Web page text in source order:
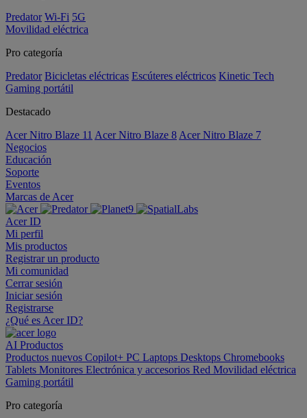
Predator Wi-Fi 5G
Movilidad eléctrica
Pro categoría
Predator Bicicletas eléctricas Escúteres eléctricos Kinetic Tech
Gaming portátil
Destacado
Acer Nitro Blaze 11 Acer Nitro Blaze 8 Acer Nitro Blaze 7
Negocios
Educación
Soporte
Eventos
Marcas de Acer
Acer ID
Mi perfil
Mis productos
Registrar un producto
Mi comunidad
Cerrar sesión
Iniciar sesión
Registrarse
¿Qué es Acer ID?
AI Productos
Productos nuevos Copilot+ PC Laptops Desktops Chromebooks
Tablets Monitores Electrónica y accesorios Red Movilidad eléctrica
Gaming portátil
Pro categoría